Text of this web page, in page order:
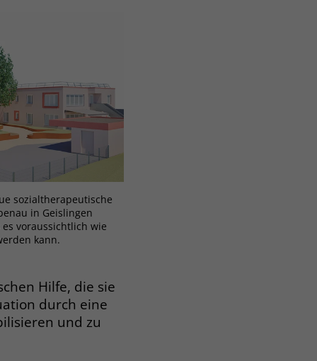
sozialtherapeutische
in Geislingen
voraussichtlich wie
kann.
Hilfe, die sie
durch eine
und zu